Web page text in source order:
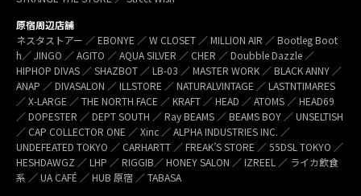
原宿周辺店舗
ネスタストアー ／ EBONYE ／ W CLOSET ／ MILLION AIR ／ Bootleg Boot
h／ JINGO ／ AGITO ／ AQUA SILVER ／ CHER ／ Doubble Dazzle ／
HIPHOP DIVAS ／ SHAZBOT ／ LB-03 ／ MASTER WORK ／ BLACK ANNY ／
ANAP ／ DIVASALON ／ ILLSTORE ／ NATURALVINTAGE ／ LASTNTIMARES
／ X-LARGE ／ THE NORTH FACE ／ KRAFT ／ HEAD ／ ATOMS ／ HEAD69
／ DOPESTER ／ DEPT SOUTH ／ Ray BEAMS ／ BEAMS BOY ／ UNSELTISH
／ CAP COLLECTOR ONE ／ Xinc ／ ALPHA INDUSTRIES INC. ／
UNDEFEATED TOKYO ／ CARHARTT ／ FREAK’S STORE ／ 55DSL TOKYO ／
HESHDAWGZ ／ LHP ／ RIGGIB／ HONEY SALON ／ IZREEL ／ ライカ飲食
系 ／ UA CAFÉ ／ HUB 原宿 ／ TABASA